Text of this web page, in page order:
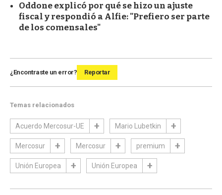
Oddone explicó por qué se hizo un ajuste
fiscal y respondió a Alfie: "Prefiero ser parte
de los comensales"
¿Encontraste un error? Reportar
Temas relacionados
Acuerdo Mercosur-UE Mario Lubetkin
Mercosur Mercosur premium
Unión Europea Unión Europea